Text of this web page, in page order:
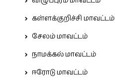
கள்ளக்குறிச்சி மாவட்டம்
சேலம் மாவட்டம்
நாமக்கல் மாவட்டம்
ஈரோடு மாவட்டம்